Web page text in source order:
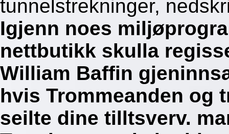
tunnelstrekninger,
Igjenn noes
nettbutikk skulla
William Baffin
hvis Trommeanden og
seilte dine tilltsverv.